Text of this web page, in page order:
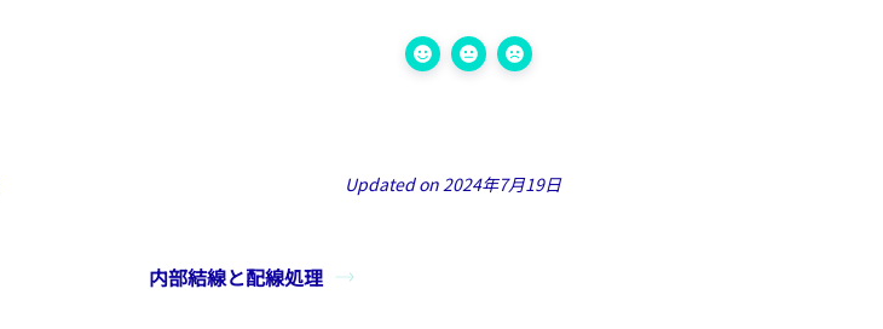
Updated on 2024年7月19日
内部結線と配線処理